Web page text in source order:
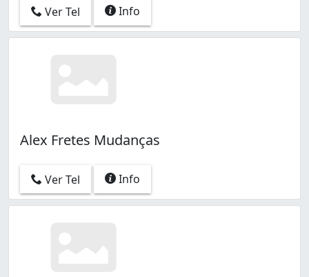
Ver Tel Info
Alex Fretes Mudanças
Ver Tel Info